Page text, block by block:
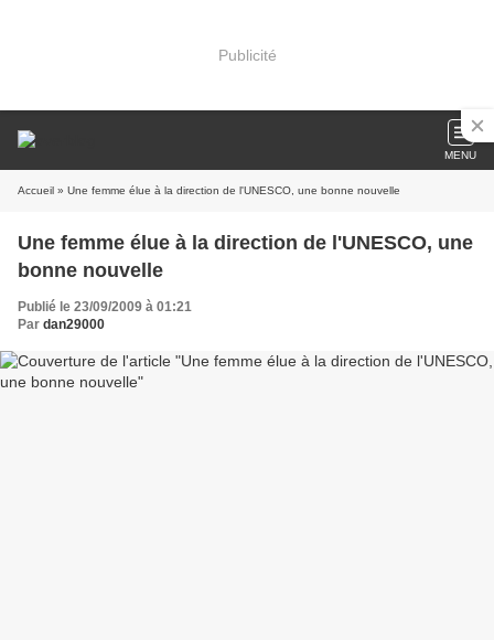
Publicité
MENU
Accueil » Une femme élue à la direction de l'UNESCO, une bonne nouvelle
Une femme élue à la direction de l'UNESCO, une
bonne nouvelle
Publié le 23/09/2009 à 01:21
Par dan29000